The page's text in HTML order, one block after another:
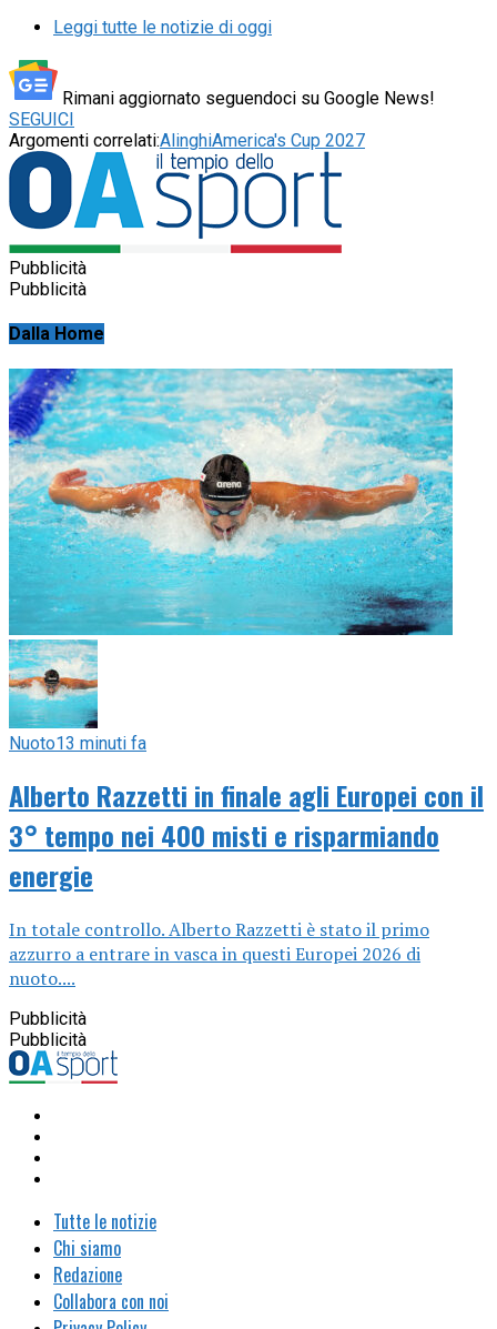
Leggi tutte le notizie di oggi
Rimani aggiornato seguendoci su Google News!
SEGUICI
Argomenti correlati:AlinghiAmerica's Cup 2027
Pubblicità
Pubblicità
Dalla Home
Nuoto13 minuti fa
Alberto Razzetti in finale agli Europei con il
3° tempo nei 400 misti e risparmiando
energie
In totale controllo. Alberto Razzetti è stato il primo
azzurro a entrare in vasca in questi Europei 2026 di
nuoto....
Pubblicità
Pubblicità
Tutte le notizie
Chi siamo
Redazione
Collabora con noi